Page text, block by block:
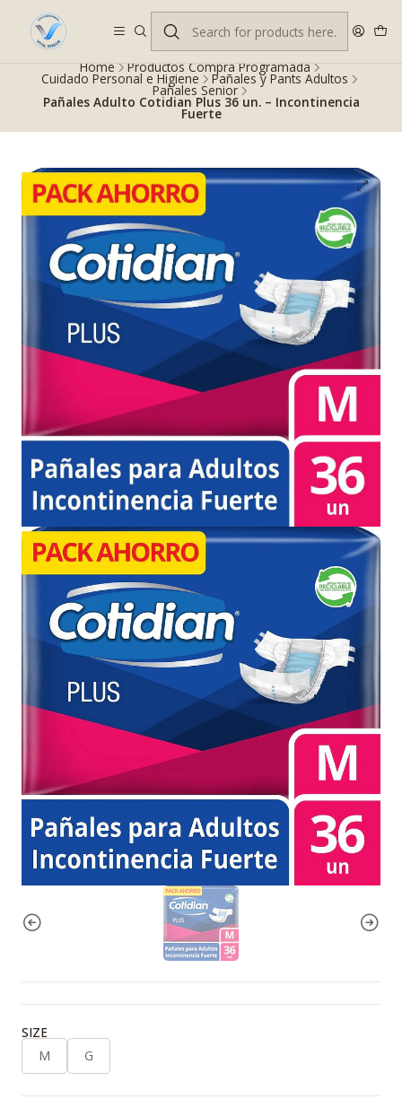
Despacho gratis en RM desde $100.000. Revisa las condiciones.
Home Productos Compra Programada
Cuidado Personal e Higiene Pañales y Pants Adultos
Pañales Senior
Pañales Adulto Cotidian Plus 36 un. – Incontinencia
Fuerte
SIZE
M
G